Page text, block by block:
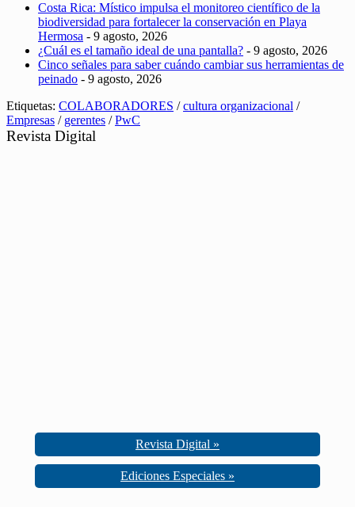
Costa Rica: Místico impulsa el monitoreo científico de la
biodiversidad para fortalecer la conservación en Playa
Hermosa - 9 agosto, 2026
¿Cuál es el tamaño ideal de una pantalla? - 9 agosto, 2026
Cinco señales para saber cuándo cambiar sus herramientas de
peinado - 9 agosto, 2026
Etiquetas: COLABORADORES /cultura organizacional /
Empresas / gerentes /PwC
Revista Digital
Revista Digital »
Ediciones Especiales »